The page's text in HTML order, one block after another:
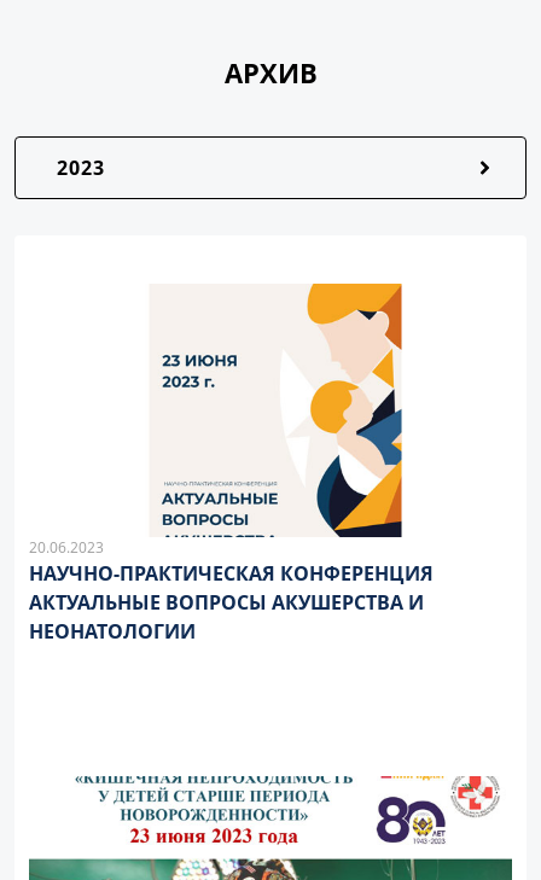
АРХИВ
2023
20.06.2023
НАУЧНО-ПРАКТИЧЕСКАЯ КОНФЕРЕНЦИЯ
АКТУАЛЬНЫЕ ВОПРОСЫ АКУШЕРСТВА И
НЕОНАТОЛОГИИ